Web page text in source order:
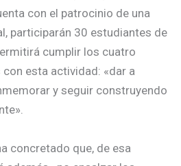
con el patrocinio de una
participarán 30 estudiantes de
cumplir los cuatro
esta actividad: «dar a
y seguir construyendo
concretado que, de esa